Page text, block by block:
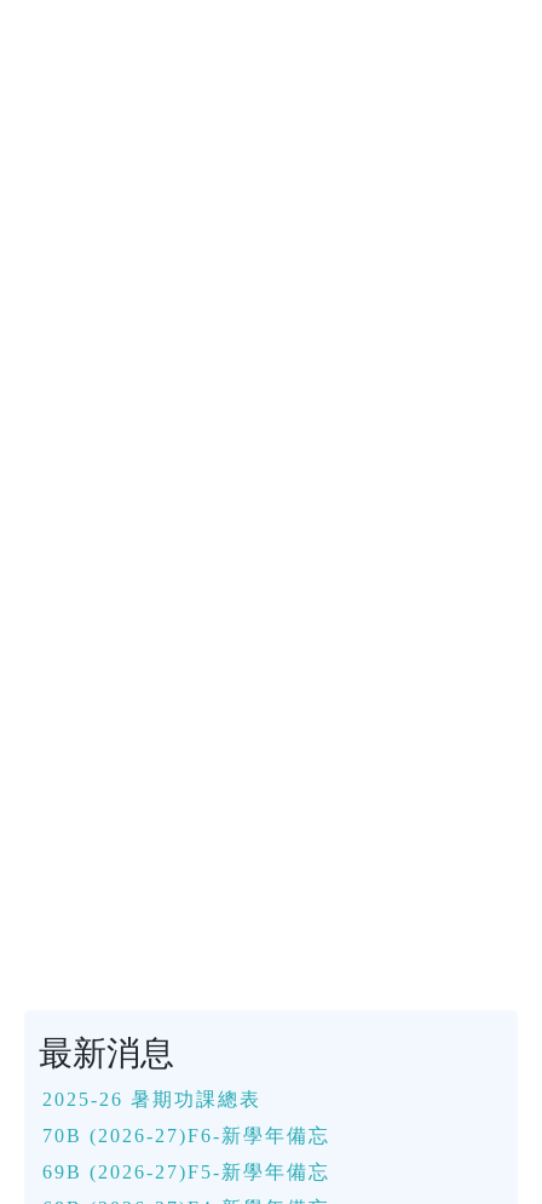
最新消息
2025-26 暑期功課總表
70B (2026-27)F6-新學年備忘
69B (2026-27)F5-新學年備忘